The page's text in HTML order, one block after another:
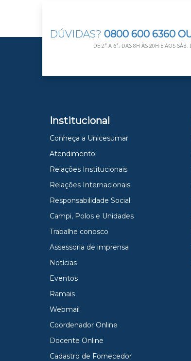
DÚVIDAS? 0800 600 6360
DE 2ª A 6ª, DAS 8H ÀS 20H E AOS SÁB.
Institucional
Conheça a Unicesumar
Atendimento
Relações Institucionais
Relações Internacionais
Responsabilidade Social
Campi, Polos e Unidades
Trabalhe conosco
Assessoria de imprensa
Notícias
Eventos
Ramais
Webmail
Coordenador Online
Docente Online
Cadastro de Fornecedor